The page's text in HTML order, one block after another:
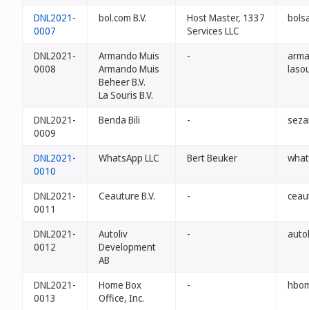
DNL2021-
0007
bol.com B.V.
Host Master, 1337
Services LLC
DNL2021-
0008
Armando Muis
Armando Muis
Beheer B.V.
La Souris B.V.
-
DNL2021-
0009
Benda Bili -
DNL2021-
0010
WhatsApp LLC Bert Beuker
DNL2021-
0011
Ceauture B.V. -
DNL2021-
0012
Autoliv
Development
AB
-
DNL2021-
0013
Home Box
Office, Inc.
-